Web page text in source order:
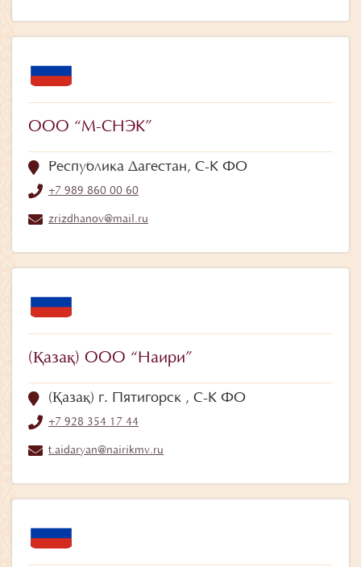
ООО “М-СНЭК”
Республика Дагестан, С-К ФО
+7 989 860 00 60
zrizdhanov@mail.ru
(Қазақ) ООО “Наири”
(Қазақ) г. Пятигорск , С-К ФО
+7 928 354 17 44
t.aidaryan@nairikmv.ru